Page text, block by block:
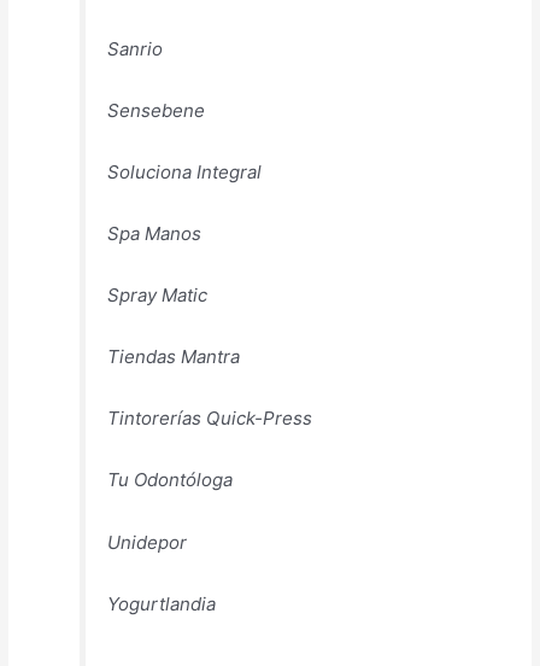
Sanrio
Sensebene
Soluciona Integral
Spa Manos
Spray Matic
Tiendas Mantra
Tintorerías Quick-Press
Tu Odontóloga
Unidepor
Yogurtlandia